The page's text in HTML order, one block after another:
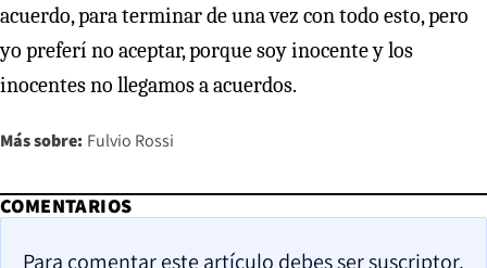
acuerdo, para terminar de una vez con todo esto, pero
yo preferí no aceptar, porque soy inocente y los
inocentes no llegamos a acuerdos.
Más sobre: Fulvio Rossi
COMENTARIOS
Para comentar este artículo debes ser suscriptor.